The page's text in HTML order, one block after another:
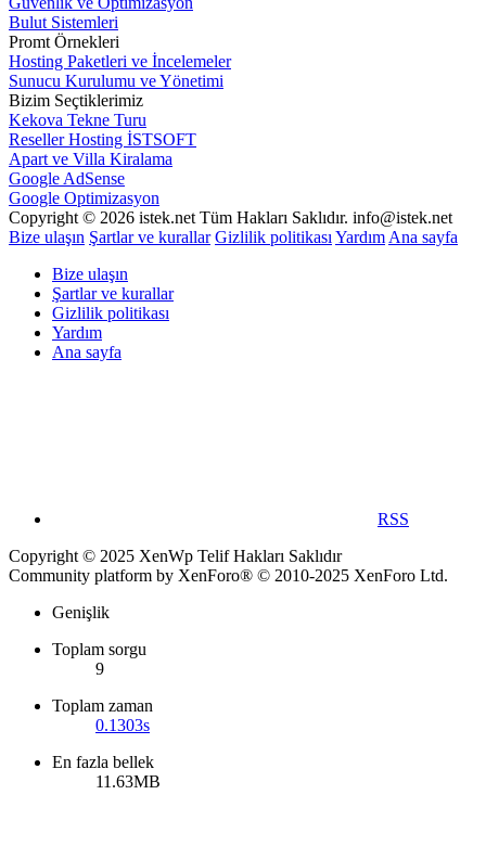
Bulut Sistemleri
Promt Örnekleri
Hosting Paketleri ve İncelemeler
Sunucu Kurulumu ve Yönetimi
Bizim Seçtiklerimiz
Kekova Tekne Turu
Reseller Hosting İSTSOFT
Apart ve Villa Kiralama
Google AdSense
Google Optimizasyon
Copyright © 2026 istek.net Tüm Hakları Saklıdır. info@istek.net
Bize ulaşın Şartlar ve kurallar Gizlilik politikası Yardım Ana sayfa
Bize ulaşın
Şartlar ve kurallar
Gizlilik politikası
Yardım
Ana sayfa
RSS
Copyright © 2025 XenWp Telif Hakları Saklıdır
Community platform by XenForo® © 2010-2025 XenForo Ltd.
Genişlik
Toplam sorgu
9
Toplam zaman
0.1303s
En fazla bellek
11.63MB